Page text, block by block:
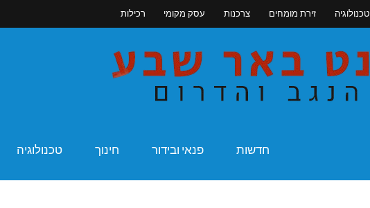
טכנולוגיה זירת מומחים צרכנות עסק מקומי רכילות
חדשות פנאי ובידור חינוך טכנולוגיה